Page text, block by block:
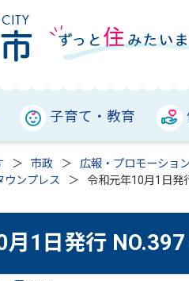
子育て・教育
市政 広報・プロモーション
ウンプレス
令和元年10月1日発
月1日発行